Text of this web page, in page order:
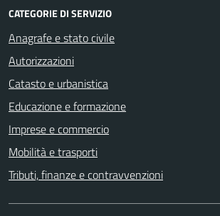
CATEGORIE DI SERVIZIO
Anagrafe e stato civile
Autorizzazioni
Catasto e urbanistica
Educazione e formazione
Imprese e commercio
Mobilità e trasporti
Tributi, finanze e contravvenzioni